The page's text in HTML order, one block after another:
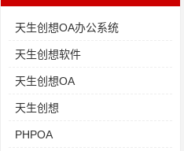
天生创想OA办公系统
天生创想软件
天生创想OA
天生创想
PHPOA